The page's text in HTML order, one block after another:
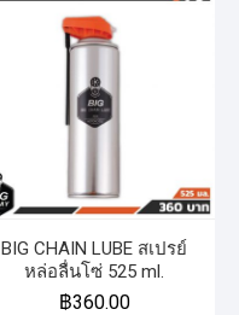
BIG CHAIN LUBE สเปรย์
หล่อลื่นโซ่ 525 ml.
฿360.00